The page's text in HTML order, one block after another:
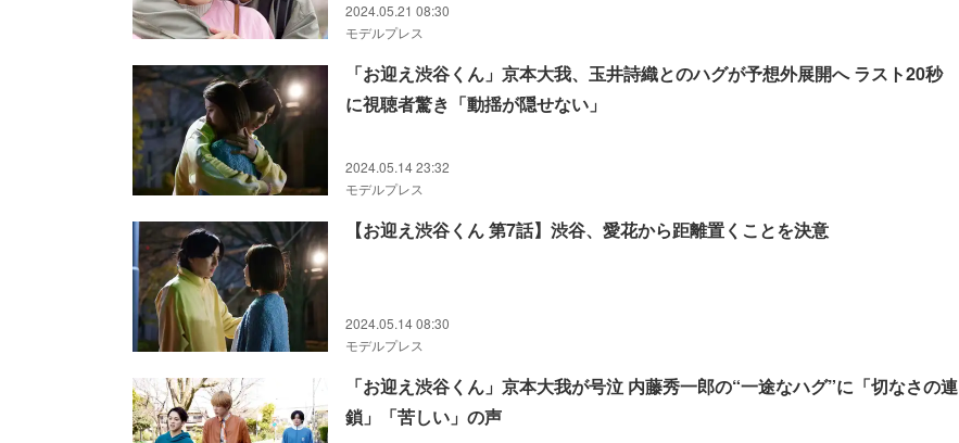
2024.05.21 08:30
モデルプレス
「お迎え渋谷くん」京本大我、玉井詩織とのハグが予想外展開へ ラスト20秒
に視聴者驚き「動揺が隠せない」
2024.05.14 23:32
モデルプレス
【お迎え渋谷くん 第7話】渋谷、愛花から距離置くことを決意
2024.05.14 08:30
モデルプレス
「お迎え渋谷くん」京本大我が号泣 内藤秀一郎の“一途なハグ”に「切なさの連
鎖」「苦しい」の声